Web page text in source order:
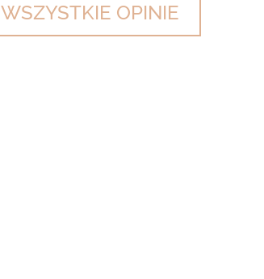
WSZYSTKIE OPINIE